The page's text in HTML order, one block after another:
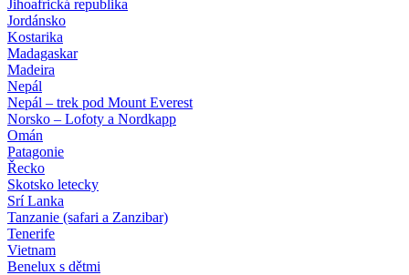
Jihoafrická republika
Jordánsko
Kostarika
Madagaskar
Madeira
Nepál
Nepál – trek pod Mount Everest
Norsko – Lofoty a Nordkapp
Omán
Patagonie
Řecko
Skotsko letecky
Srí Lanka
Tanzanie (safari a Zanzibar)
Tenerife
Vietnam
Benelux s dětmi